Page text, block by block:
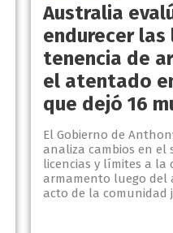
Australia
endurecer las
tenencia de
el atentado
que dejó 16
El Gobierno de
analiza cambios en el
licencias y límites a la
armamento luego del
acto de la comunidad